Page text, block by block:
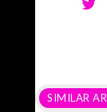
SIMILAR